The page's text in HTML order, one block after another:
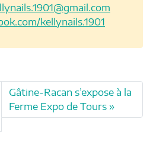
kellynails.1901
Gâtine-Racan s’expose à la
Ferme Expo de Tours